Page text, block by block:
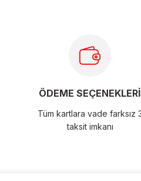
ÖDEME SEÇENEKLERİ
Tüm kartlara vade farksız
taksit imkanı